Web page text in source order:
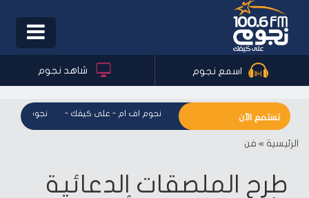
Toggle
اسمع نجوم شاهد نجوم
تستمع الآن
نجوم اف ام - على كيفك - نجوم اف ام - على كيفك نجوم اف ام -
الرئيسية » فن
طرح الملصقات الدعائية